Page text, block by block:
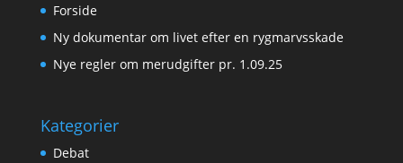
Forside
Ny dokumentar om livet efter en rygmarvsskade
Nye regler om merudgifter pr. 1.09.25
Kategorier
Debat